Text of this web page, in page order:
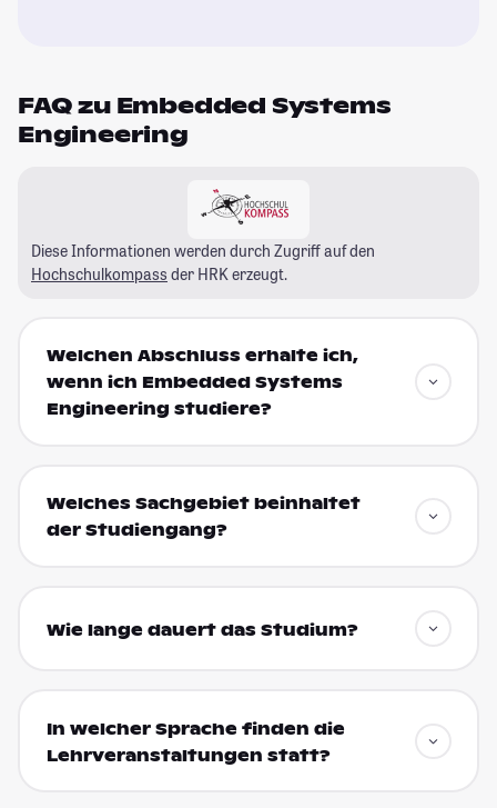
FAQ zu Embedded Systems
Engineering
Diese Informationen werden durch Zugriff auf den
Hochschulkompass der HRK erzeugt.
Welchen Abschluss erhalte ich,
wenn ich Embedded Systems
Engineering studiere?
Welches Sachgebiet beinhaltet
der Studiengang?
Wie lange dauert das Studium?
In welcher Sprache finden die
Lehrveranstaltungen statt?